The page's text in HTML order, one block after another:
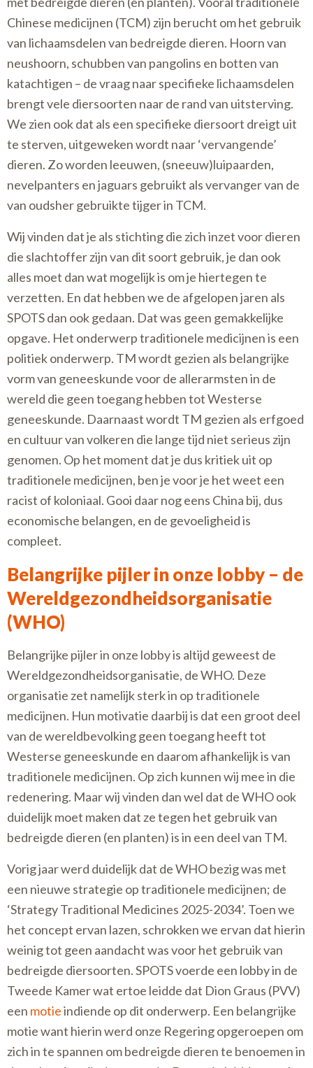
Chinese medicijnen (TCM) zijn berucht om het gebruik
van lichaamsdelen van bedreigde dieren. Hoorn van
neushoorn, schubben van pangolins en botten van
katachtigen – de vraag naar specifieke lichaamsdelen
brengt vele diersoorten naar de rand van uitsterving.
We zien ook dat als een specifieke diersoort dreigt uit
te sterven, uitgeweken wordt naar ‘vervangende’
dieren. Zo worden leeuwen, (sneeuw)luipaarden,
nevelpanters en jaguars gebruikt als vervanger van de
van oudsher gebruikte tijger in TCM.
Wij vinden dat je als stichting die zich inzet voor dieren
die slachtoffer zijn van dit soort gebruik, je dan ook
alles moet dan wat mogelijk is om je hiertegen te
verzetten. En dat hebben we de afgelopen jaren als
SPOTS dan ook gedaan. Dat was geen gemakkelijke
opgave. Het onderwerp traditionele medicijnen is een
politiek onderwerp. TM wordt gezien als belangrijke
vorm van geneeskunde voor de allerarmsten in de
wereld die geen toegang hebben tot Westerse
geneeskunde. Daarnaast wordt TM gezien als erfgoed
en cultuur van volkeren die lange tijd niet serieus zijn
genomen. Op het moment dat je dus kritiek uit op
traditionele medicijnen, ben je voor je het weet een
racist of koloniaal. Gooi daar nog eens China bij, dus
economische belangen, en de gevoeligheid is
compleet.
Belangrijke pijler in onze lobby – de
Wereldgezondheidsorganisatie
(WHO)
Belangrijke pijler in onze lobby is altijd geweest de
Wereldgezondheidsorganisatie, de WHO. Deze
organisatie zet namelijk sterk in op traditionele
medicijnen. Hun motivatie daarbij is dat een groot deel
van de wereldbevolking geen toegang heeft tot
Westerse geneeskunde en daarom afhankelijk is van
traditionele medicijnen. Op zich kunnen wij mee in die
redenering. Maar wij vinden dan wel dat de WHO ook
duidelijk moet maken dat ze tegen het gebruik van
bedreigde dieren (en planten) is in een deel van TM.
Vorig jaar werd duidelijk dat de WHO bezig was met
een nieuwe strategie op traditionele medicijnen; de
‘Strategy Traditional Medicines 2025-2034’. Toen we
het concept ervan lazen, schrokken we ervan dat hierin
weinig tot geen aandacht was voor het gebruik van
bedreigde diersoorten. SPOTS voerde een lobby in de
Tweede Kamer wat ertoe leidde dat Dion Graus (PVV)
een motieindiende op dit onderwerp. Een belangrijke
motie want hierin werd onze Regering opgeroepen om
zich in te spannen om bedreigde dieren te benoemen in